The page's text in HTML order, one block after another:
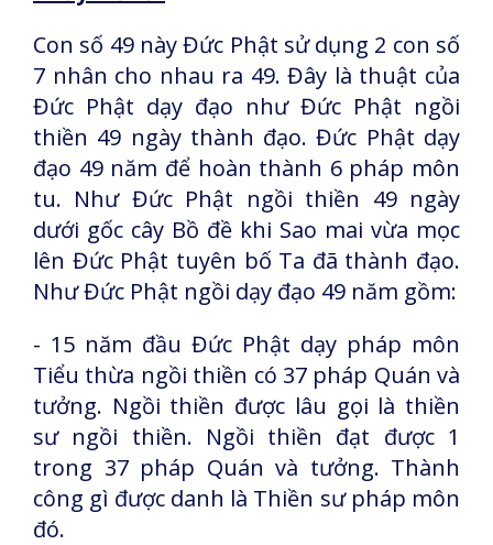
Con số 49 này Đức Phật sử dụng 2 con số
7 nhân cho nhau ra 49. Đây là thuật của
Đức Phật dạy đạo như Đức Phật ngồi
thiền 49 ngày thành đạo. Đức Phật dạy
đạo 49 năm để hoàn thành 6 pháp môn
tu. Như Đức Phật ngồi thiền 49 ngày
dưới gốc cây Bồ đề khi Sao mai vừa mọc
lên Đức Phật tuyên bố Ta đã thành đạo.
Như Đức Phật ngồi dạy đạo 49 năm gồm:
- 15 năm đầu Đức Phật dạy pháp môn
Tiểu thừa ngồi thiền có 37 pháp Quán và
tưởng. Ngồi thiền được lâu gọi là thiền
sư ngồi thiền. Ngồi thiền đạt được 1
trong 37 pháp Quán và tưởng. Thành
công gì được danh là Thiền sư pháp môn
đó.